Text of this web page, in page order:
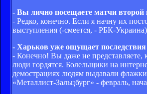
- Вы лично посещаете матчи второй
- Редко, конечно. Если я начну их
выступления (-смеется, - РБК-
- Харьков уже ощущает
- Конечно! Вы даже не представляете,
люди гордятся. Болельщики на
демострациях людям выдавали
«Металлист-Зальцбург» - февраль,